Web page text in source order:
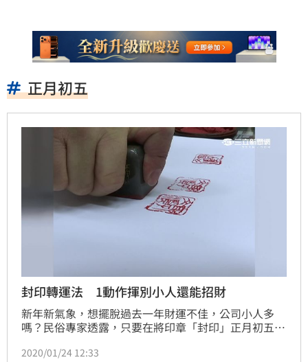
正月初五
封印轉運法 1動作揮別小人還能招財
新年新氣象，想擺脫過去一年財運不佳，公司小人多
嗎？民俗專家透露，只要在將印章「封印」正月初五財
2020/01/24 12:33